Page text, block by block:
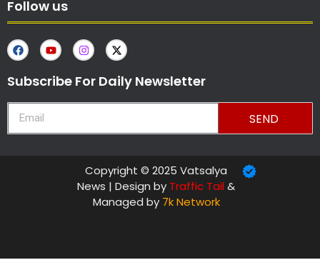
Follow us
Subscribe For Daily Newsletter
SEND
Copyright © 2025 Vatsalya
News | Design by Traffic Tail&
Managed by 7k Network